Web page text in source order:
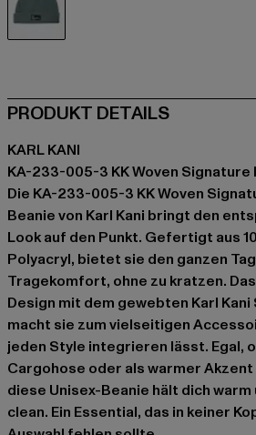
PRODUKT DETAILS
KARL KANI
KA-233-005-3 KK Woven Signature
Die KA-233-005-3 KK Woven
Beanie von Karl Kani bringt den
Look auf den Punkt. Gefertigt aus
Polyacryl, bietet sie den ganzen
Tragekomfort, ohne zu kratzen.
Design mit dem gewebten Karl
macht sie zum vielseitigen
jeden Style integrieren lässt. Egal,
Cargohose oder als warmer
diese Unisex-Beanie hält dich
clean. Ein Essential, das in keiner